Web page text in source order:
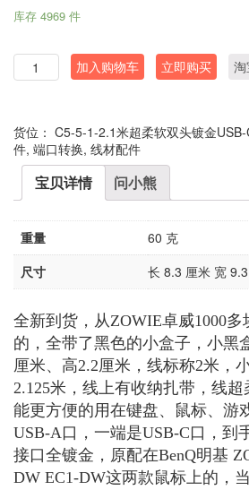
库存 4969 件
数
量
加入购物车 立即购买
货位： C5-5-1-2.1米超柔软双头镀金
件, 端口转换, 线材配件
宝贝详情 问小熊
重量
60 克
尺寸
长 8.3 厘米 宽
全新到货，从ZOWIE卓威1000
的，全带了黑色的小盒子，小黑
厘米、高2.2厘米，线标称2米，
2.125米，线上有收纳扎带，线
能更方便的用在键盘、鼠标、游
USB-A口，一端是USB-C口，到
接口全镀金，原配在BenQ明基
DW EC1-DW这两款鼠标上的，